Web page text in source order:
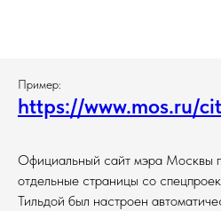
Пример:
https://www.mos.ru/
Официальный сайт мэра Москвы
отдельные страницы со
Тильдой был настроен